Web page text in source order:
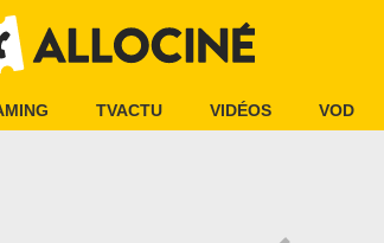
TVACTU VIDÉOS VOD